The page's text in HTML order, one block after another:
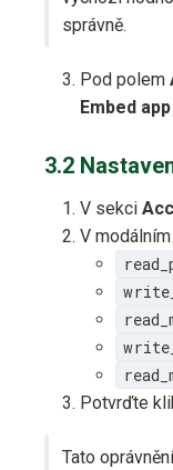
správně.
Pod polem
Embed
3.2
V sekci
V
Potvrďte
Tato